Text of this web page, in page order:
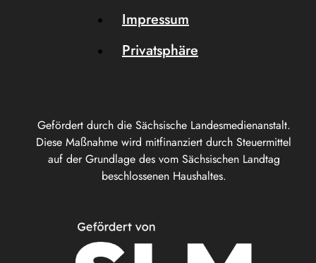
Gefördert durch die Sächsische Landesmedienanstalt.
Diese Maßnahme wird mitfinanziert durch Steuermittel
auf der Grundlage des vom Sächsischen Landtag
beschlossenen Haushaltes.
Impressum
Privatsphäre